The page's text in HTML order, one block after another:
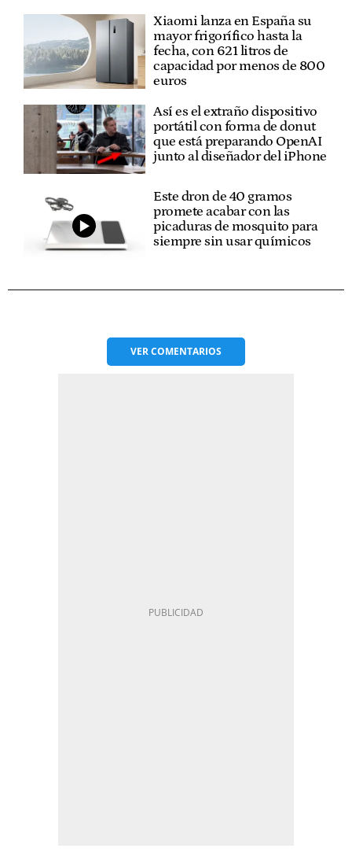
Xiaomi lanza en España su
mayor frigorífico hasta la
fecha, con 621 litros de
capacidad por menos de 800
euros
Así es el extraño dispositivo
portátil con forma de donut
que está preparando OpenAI
junto al diseñador del iPhone
Este dron de 40 gramos
promete acabar con las
picaduras de mosquito para
siempre sin usar químicos
VERCOMENTARIOS